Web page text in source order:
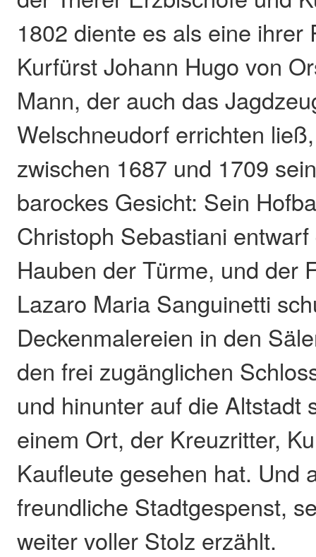
1802 diente es als eine ihrer
Kurfürst Johann Hugo von
Mann, der auch das
Welschneudorf errichten
zwischen 1687 und 1709
barockes Gesicht: Sein
Christoph Sebastiani
Hauben der Türme, und der
Lazaro Maria Sanguinetti
Deckenmalereien in den
den frei zugänglichen
und hinunter auf die Altstadt
einem Ort, der Kreuzritter,
Kaufleute gesehen hat. Und
freundliche Stadtgespenst,
weiter voller Stolz erzählt.